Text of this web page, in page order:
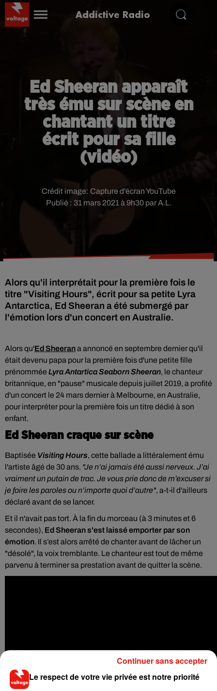
Addictive Radio
Ed Sheeran apparaît
très ému sur scène en
chantant un titre
écrit pour sa fille
(vidéo)
Publié : 31 mars 2021 à 9h30 par A.L.
Crédit image: Capture d'écran YouTube
Alors qu'il interprétait pour la première fois le
titre "Visiting Hours", écrit pour sa petite Lyra
Antarctica, Ed Sheeran a été submergé par
l'émotion lors d'un concert en Australie.
Alors qu'Ed Sheerana annoncé en septembre dernier qu'il
était devenu papa pour la première fois d'une petite fille
prénommée Lyra Antartica Seaborn Sheeran, le chanteur
britannique, en "pause" musicale depuis juillet 2019, a profité
d'un concert le 24 mars dernier à Melbourne, en Australie,
pour interpréter pour la première fois un titre dédié à son
enfant.
Ed Sheeran craque sur scène
Baptisée Visiting Hours, cette ballade a littéralement ému
l'artiste âgé de 30 ans. "Je n’ai jamais été aussi nerveux. J’ai
vraiment un putain de trac. Je vous prie donc de m’excuser si
je foire les paroles ou n’importe quoi d’autre", a-t-il d'ailleurs
déclaré avant de se lancer.
Et il n'avait pas tort. À la fin du morceau (à 3 minutes et 6
secondes), Ed Sheeran s'est laissé emporter par son
émotion. Il s’est alors arrêté de chanter avant de lâcher un
"désolé", la voix tremblante. Le chanteur est tout de même
parvenu à terminer sa prestation avant de quitter la scène.
Le respect de votre vie privée est notre priorité
Continuer sans accepter